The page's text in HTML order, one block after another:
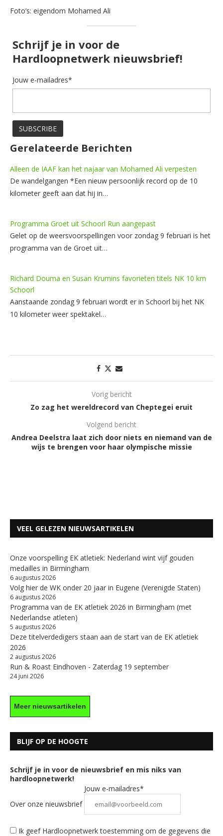
Foto’s: eigendom Mohamed Ali
Schrijf je in voor de
Hardloopnetwerk nieuwsbrief!
Jouw e-mailadres*
Gerelateerde Berichten
Alleen de IAAF kan het najaar van Mohamed Ali verpesten
De wandelgangen *Een nieuw persoonlijk record op de 10
kilometer geeft aan dat hij in…
Programma Groet uit Schoorl Run aangepast
Gelet op de weersvoorspellingen voor zondag 9 februari is het
programma van de Groet uit…
Richard Douma en Susan Krumins favorieten titels NK 10 km
Schoorl
Aanstaande zondag 9 februari wordt er in Schoorl bij het NK
10 kilometer weer spektakel…
Vorig bericht
Zo zag het wereldrecord van Cheptegei eruit
Volgend bericht
Andrea Deelstra laat zich door niets en niemand van de
wijs te brengen voor haar olympische missie
VEEL GELEZEN NIEUWSARTIKELEN
Onze voorspelling EK atletiek: Nederland wint vijf gouden
medailles in Birmingham
6 augustus 2026
Volg hier de WK onder 20 jaar in Eugene (Verenigde Staten)
6 augustus 2026
Programma van de EK atletiek 2026 in Birmingham (met
Nederlandse atleten)
5 augustus 2026
Deze titelverdedigers staan aan de start van de EK atletiek
2026
2 augustus 2026
Run & Roast Eindhoven - Zaterdag 19 september
24 juni 2026
Meer nieuwsartikelen
BLIJF OP DE HOOGTE
Schrijf je in voor de nieuwsbrief en mis niks van
hardloopnetwerk!
Over onze nieuwsbrief
Jouw e-mailadres*
Ik geef Hardloopnetwerk toestemming om de gegevens die